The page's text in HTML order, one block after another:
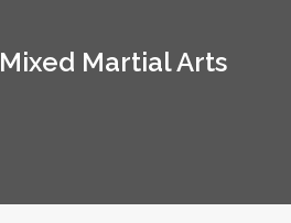
Mixed Martial Arts